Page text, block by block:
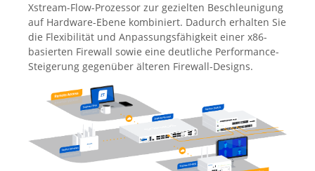
Xstream-Flow-Prozessor zur gezielten Beschleunigung
auf Hardware-Ebene kombiniert. Dadurch erhalten Sie
die Flexibilität und Anpassungsfähigkeit einer x86-
basierten Firewall sowie eine deutliche Performance-
Steigerung gegenüber älteren Firewall-Designs.